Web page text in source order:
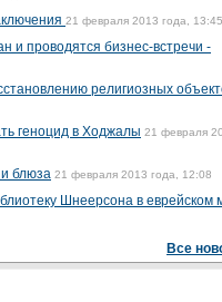
21 февраля 2013 года, 13:45
и проводятся бизнес-встречи -
религиозных
геноцид в Ходжалы 21 февраля
блюза 21 февраля 2013 года, 12:08
Шнеерсона в еврейском
Все